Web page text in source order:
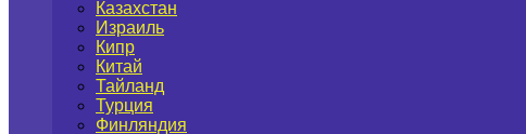
Казахстан
Израиль
Кипр
Китай
Тайланд
Турция
Финляндия